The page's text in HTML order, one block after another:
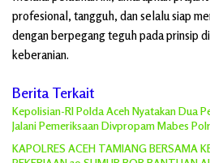
profesional, tangguh, dan selalu siap
dengan berpegang teguh pada prinsip
keberanian.
Berita Terkait
Kepolisian-RI Polda Aceh Nyatakan Dua
Jalani Pemeriksaan Divpropam Mabes
KAPOLRES ACEH TAMIANG BERSAMA